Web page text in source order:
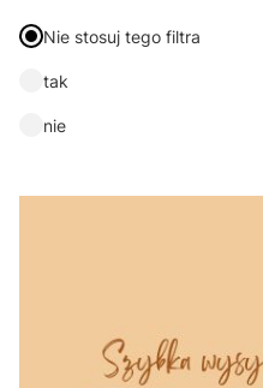
Nie stosuj tego filtra
tak
nie